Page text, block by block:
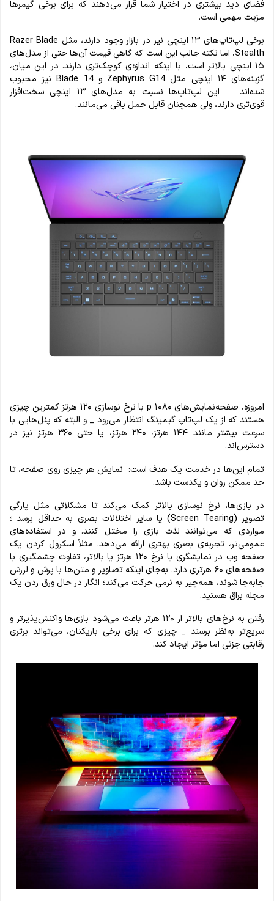
فضای دید بیشتری در اختیار شما قرار می‌دهند که برای برخی گیمرها
مزیت مهمی است.
برخی لپ‌تاپ‌های ۱۳ اینچی نیز در بازار وجود دارند، مثل Razer Blade
Stealth، اما نکته جالب این است که گاهی قیمت آن‌ها حتی از مدل‌های
۱۵ اینچی بالاتر است، با اینکه اندازه‌ی کوچک‌تری دارند. در این میان،
گزینه‌های ۱۴ اینچی مثل Zephyrus G14 و Blade 14 نیز محبوب
شده‌اند — این لپ‌تاپ‌ها نسبت به مدل‌های ۱۳ اینچی سخت‌افزار
قوی‌تری دارند، ولی همچنان قابل حمل باقی می‌مانند.
امروزه، صفحه‌نمایش‌های ۱۰۸۰ p با نرخ نوسازی ۱۲۰ هرتز کمترین چیزی
هستند که از یک لپ‌تاپ گیمینگ انتظار می‌رود _ و البته که پنل‌هایی با
سرعت بیشتر مانند ۱۴۴ هرتز، ۲۴۰ هرتز، یا حتی ۳۶۰ هرتز نیز در
دسترس‌اند.
تمام این‌ها در خدمت یک هدف است: نمایش هر چیزی روی صفحه، تا
حد ممکن روان و یکدست باشد.
در بازی‌ها، نرخ نوسازی بالاتر کمک می‌کند تا مشکلاتی مثل پارگی
تصویر (Screen Tearing) یا سایر اختلالات بصری به حداقل برسد ؛
مواردی که می‌توانند لذت بازی را مختل کنند. و در استفاده‌های
عمومی‌تر، تجربه‌ی بصری بهتری ارائه می‌دهد. مثلاً اسکرول کردن یک
صفحه وب در نمایشگری با نرخ ۱۲۰ هرتز یا بالاتر، تفاوت چشمگیری با
صفحه‌های ۶۰ هرتزی دارد. به‌جای اینکه تصاویر و متن‌ها با پرش و لرزش
جابه‌جا شوند، همه‌چیز به نرمی حرکت می‌کند؛ انگار در حال ورق زدن یک
مجله براق هستید.
رفتن به نرخ‌های بالاتر از ۱۲۰ هرتز باعث می‌شود بازی‌ها واکنش‌پذیرتر و
سریع‌تر به‌نظر برسند _ چیزی که برای برخی بازیکنان، می‌تواند برتری
رقابتی جزئی اما مؤثر ایجاد کند.